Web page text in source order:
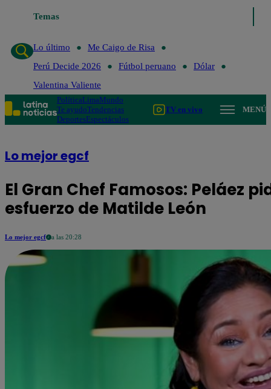
Temas
Lo último
Lo último
Me Caigo de Risa
Perú Decide 2026
Fútbol peruano
Dólar
Valentina Valiente
PolíticaLimaMundo
Te ayudoTendencias
DeportesEspectáculos
TV en vivo MENÚ
Lo mejor egcf
El Gran Chef Famosos: Peláez
esfuerzo de Matilde León
Lo mejor egcf a las 20:28